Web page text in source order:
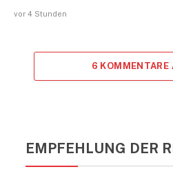
vor 4 Stunden
6 KOMMENTARE
EMPFEHLUNG DER